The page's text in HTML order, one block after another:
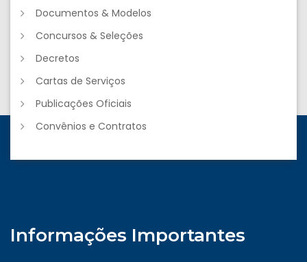
Documentos & Modelos
Concursos & Seleções
Decretos
Cartas de Serviços
Publicações Oficiais
Convênios e Contratos
Informações Importantes